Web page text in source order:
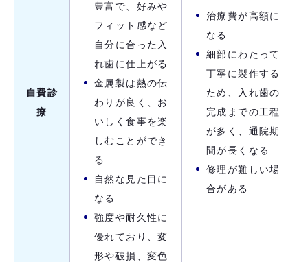
自費診
療
豊富で、好みや
フィット感など
自分に合った入
れ歯に仕上がる
金属製は熱の伝
わりが良く、お
いしく食事を楽
しむことができ
る
自然な見た目に
なる
強度や耐久性に
優れており、変
形や破損、変色
治療費が高額に
なる
細部にわたって
丁寧に製作する
ため、入れ歯の
完成までの工程
が多く、通院期
間が長くなる
修理が難しい場
合がある